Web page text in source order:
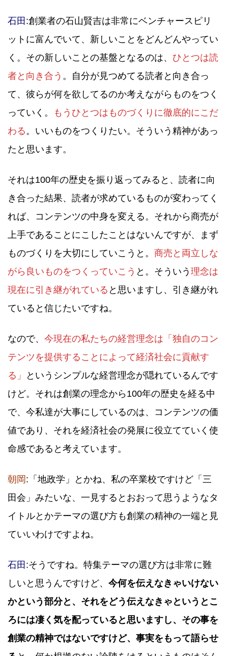
石田 :創業者の石山賢吉は非常にベンチャースピリ
ットに富んでいて、新しいことをどんどんやってい
く。その新しいことの基盤となるのは、 ひとつは読
者と向き合う 。自分が見つめてる読者と向き合っ
て、彼らが何を欲してるのか考えながらものをつく
っていく。
もうひとつはものづくりに徹底的にこだ
わる。いいものをつくりたい。そういう精神があっ
たと思います。
それは100年の歴史を振り返ってみると、読者に向
き合った結果、読者が求めているものが変わってく
れば、コンテンツの中身を変える。それから商売が
上手であることにこしたことはないんですが、まず
ものづくりを大切にしていこうと。 商売と両立しな
がら良いものをつくっていこう と。そういう 理念は
現在に引き継がれている と思いますし、引き継がれ
ていると信じたいですね。
なので、 今現在の私たちの経営理念は「独自のコン
テンツを提供することによって経済社会に貢献す
る」
というシンプルな経営理念が隠れているんです
けど。それは創業の理念から100年の歴史を経る中
で、今私達が大事にしているのは、コンテンツの価
値であり、それを経済社会の発展に役立てていく使
命感であると考えています。
朝岡 :「地政学」とかね、私の卒業校ですけど「三
田会」みたいな、一見するとおおって思うようなタ
イトルとかテーマの選び方も創業の精神の一端と見
ていいわけですよね。
石田 :そうですね。特集テーマの選び方は非常に難
しいと思うんですけど、 今何を伝えなきゃいけない
かという部分と、それをどう伝えなきゃというとこ
ろには凄く気を配っていると思いますし、その事を
創業の精神ではないですけど、事実をもって語らせ